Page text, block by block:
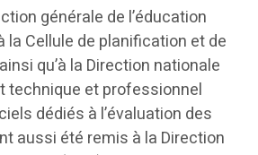
générale de l’éducation
la Cellule de planification et de
qu’à la Direction nationale
technique et professionnel
dédiés à l’évaluation des
aussi été remis à la Direction